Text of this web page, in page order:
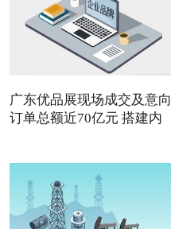
广东优品展现场成交及意向
订单总额近70亿元 搭建内